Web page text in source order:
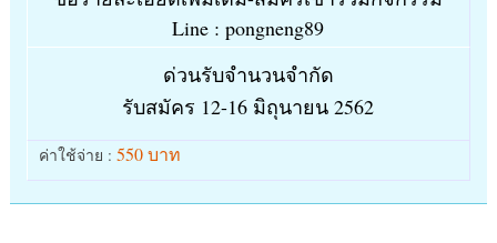
Line : pongneng89
ด่วนรับจำนวนจำกัด
รับสมัคร 12-16 มิถุนายน 2562
ค่าใช้จ่าย : 550 บาท